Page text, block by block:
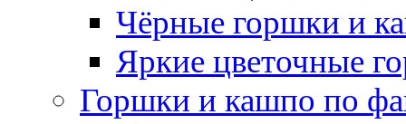
Чёрные горшки и
Яркие цветочные
Горшки и кашпо по